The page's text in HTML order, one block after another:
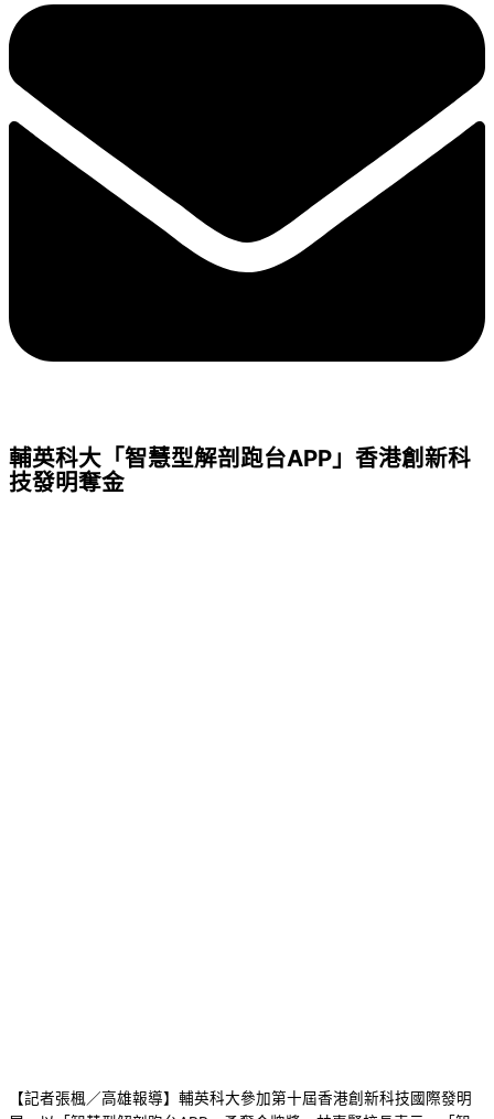
輔英科大「智慧型解剖跑台APP」香港創新科
技發明奪金
【記者張楓／高雄報導】輔英科大參加第十屆香港創新科技國際發明